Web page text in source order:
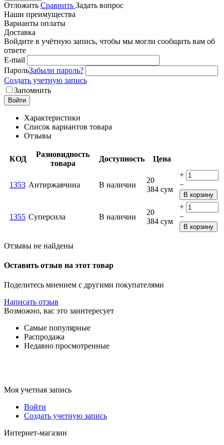
Отложить Сравнить Задать вопрос
Наши преимущества
Варианты оплаты
Доставка
Войдите в учётную запись, чтобы мы могли сообщить вам об
ответе
E-mail
ПарольЗабыли пароль?
Создать учетную запись
Запомнить
Войти
Характеристики
Список вариантов товара
Отзывы
КОД
Разновидность
товара
Доступность Цена
1353 Антиржавчина В наличии
20
384 сум
+
−
В корзину
1355 Суперсила В наличии
20
384 сум
+
−
В корзину
Отзывы не найдены
Оставить отзыв на этот товар
Поделитесь мнением с другими покупателями
Написать отзыв
Возможно, вас это заинтересует
Самые популярные
Распродажа
Недавно просмотренные
Моя учетная запись
Войти
Создать учетную запись
Интернет-магазин